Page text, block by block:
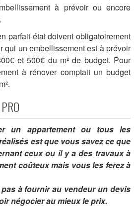
à prévoir ou encore
parfait état doivent obligatoirement
qui un embellissement est à prévoir
et 500€ du m² de budget. Pour
à rénover comptait un budget
un appartement ou tous les
est que vous savez ce que
ceux ou il y a des travaux à
coûteux mais vous les ferez à
à fournir au vendeur un devis
négocier au mieux le prix.